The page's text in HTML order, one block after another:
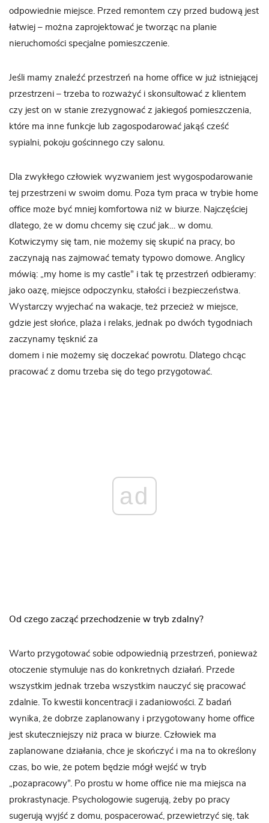
odpowiednie miejsce. Przed remontem czy przed budową jest
łatwiej – można zaprojektować je tworząc na planie
nieruchomości specjalne pomieszczenie.
Jeśli mamy znaleźć przestrzeń na home office w już istniejącej
przestrzeni – trzeba to rozważyć i skonsultować z klientem
czy jest on w stanie zrezygnować z jakiegoś pomieszczenia,
które ma inne funkcje lub zagospodarować jakąś cześć
sypialni, pokoju gościnnego czy salonu.
Dla zwykłego człowiek wyzwaniem jest wygospodarowanie
tej przestrzeni w swoim domu. Poza tym praca w trybie home
office może być mniej komfortowa niż w biurze. Najczęściej
dlatego, że w domu chcemy się czuć jak… w domu.
Kotwiczymy się tam, nie możemy się skupić na pracy, bo
zaczynają nas zajmować tematy typowo domowe. Anglicy
mówią: „my home is my castle” i tak tę przestrzeń odbieramy:
jako oazę, miejsce odpoczynku, stałości i bezpieczeństwa.
Wystarczy wyjechać na wakacje, też przecież w miejsce,
gdzie jest słońce, plaża i relaks, jednak po dwóch tygodniach
zaczynamy tęsknić za
domem i nie możemy się doczekać powrotu. Dlatego chcąc
pracować z domu trzeba się do tego przygotować.
ad
Od czego zacząć przechodzenie w tryb zdalny?
Warto przygotować sobie odpowiednią przestrzeń, ponieważ
otoczenie stymuluje nas do konkretnych działań. Przede
wszystkim jednak trzeba wszystkim nauczyć się pracować
zdalnie. To kwestii koncentracji i zadaniowości. Z badań
wynika, że dobrze zaplanowany i przygotowany home office
jest skuteczniejszy niż praca w biurze. Człowiek ma
zaplanowane działania, chce je skończyć i ma na to określony
czas, bo wie, że potem będzie mógł wejść w tryb
„pozapracowy”. Po prostu w home office nie ma miejsca na
prokrastynacje. Psychologowie sugerują, żeby po pracy
sugerują wyjść z domu, pospacerować, przewietrzyć się, tak